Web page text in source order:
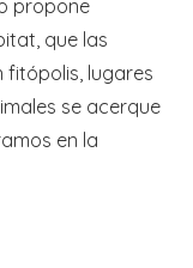
propone
que las
fitópolis, lugares
se acerque
en la